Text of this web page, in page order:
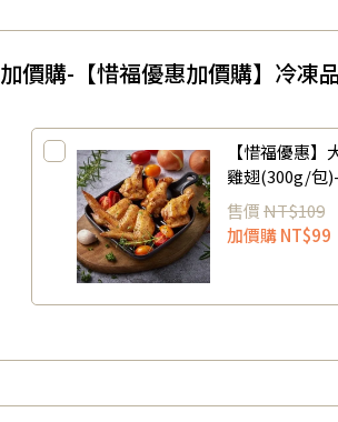
加價購-【惜福優惠加價購】冷凍
【惜福優惠
雞翅(300g/包
2026/12/23)
售價NT$109
加價購NT$99